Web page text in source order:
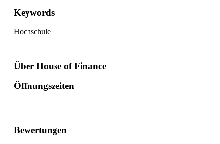
Keywords
Hochschule
Über House of Finance
Öffnungszeiten
Bewertungen